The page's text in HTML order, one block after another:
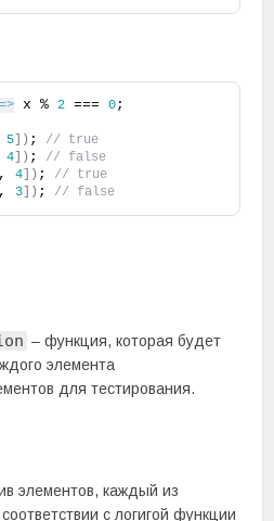
=> x % 2 === 0;
5 ) ;
// true
4 ) ;
// false
, 4 ) ;
// true
, 3 ) ; // false
– функция, которая будет
элемента
для тестирования.
элементов, каждый из
с логигой функции